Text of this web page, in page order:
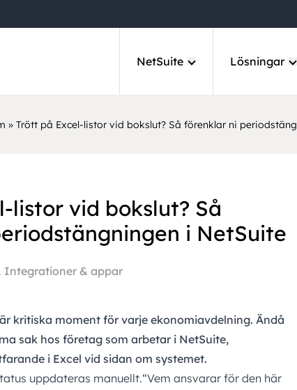
NetSuite Lösningar
» Trött på Excel-listor vid bokslut? Så förenklar ni
listor vid bokslut? Så
i NetSuite
Integrationer & appar
kritiska moment för varje ekonomiavdelning. Ändå
sak hos företag som arbetar i NetSuite,
i Excel vid sidan om systemet.
uppdateras manuellt.“Vem ansvarar för den här